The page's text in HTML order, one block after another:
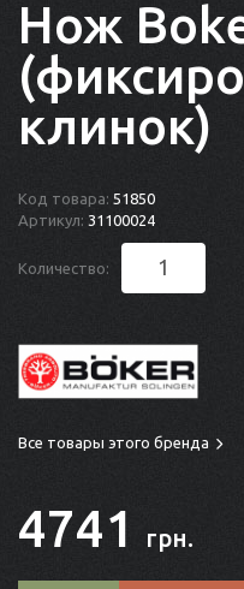
Нож
клинок)
Код товара: 51850
Артикул: 31100024
Количество:
Все товары этого бренда
4741 грн.